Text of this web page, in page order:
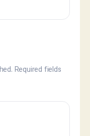
Required fields